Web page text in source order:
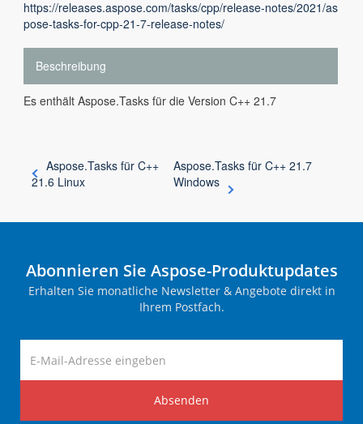
https://releases.aspose.com/tasks/cpp/release-notes/2021/as
pose-tasks-for-cpp-21-7-release-notes/
Beschreibung
Es enthält Aspose.Tasks für die Version C++ 21.7
Aspose.Tasks für C++
21.6 Linux
Aspose.Tasks für C++ 21.7
Windows
Abonnieren Sie Aspose-Produktupdates
Erhalten Sie monatliche Newsletter & Angebote direkt in
Ihrem Postfach.
Absenden